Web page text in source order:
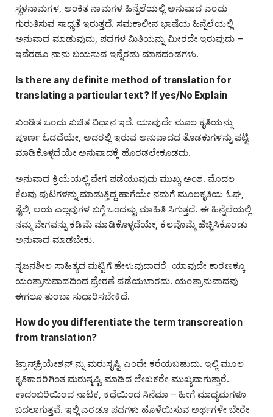
ಸ್ಥಳನಾಮಗಳ, ಅಂಕಿತ ನಾಮಗಳ ಹಿನ್ನೆಲೆಯಲ್ಲಿ ಅನುವಾದ ಎಂದು
ಗುರುತಿಸುವ ಸಾಧ್ಯತೆ ಇರುತ್ತದೆ. ಸಮಕಾಲೀನ ಭಾಷೆಯ ಹಿನ್ನೆಲೆಯಲ್ಲಿ
ಅನುವಾದ ಮಾಡುವುದು, ಪದಗಳ ಮಿತಿಯನ್ನು ಮೀರದೇ ಇರುವುದು –
ಇವೆರಡೂ ನಾನು ಬಯಸುವ ಇನ್ನೆರಡು ಮಾನದಂಡಗಳು.
Is there any definite method of translation for
translating a particular text? If yes/No Explain
ಖಂಡಿತ ಒಂದು ಖಚಿತ ವಿಧಾನ ಇದೆ. ಯಾವುದೇ ಮೂಲ ಕೃತಿಯನ್ನು
ಪೂರ್ಣ ಓದದೆಯೇ, ಅದರಲ್ಲಿ ಇರುವ ಅನುವಾದದ ತೊಡಕುಗಳನ್ನು ಪಟ್ಟಿ
ಮಾಡಿಕೊಳ್ಳದೆಯೇ ಅನುವಾದಕ್ಕೆ ಹೊರಡಲೇಕೂಡದು.
ಅನುವಾದ ಕ್ರಿಯೆಯಲ್ಲಿ ವೇಗ ಪಡೆಯುವುದು ಮುಖ್ಯ ಅಂಶ. ಮೊದಲ
ಕೆಲವು ಪುಟಗಳನ್ನು ಮಾಡುತ್ತಿದ್ದ ಹಾಗೆಯೇ ನಮಗೆ ಮೂಲಕೃತಿಯ ಓಘ,
ಶೈಲಿ, ಲಯ ಎಲ್ಲವುಗಳ ಬಗ್ಗೆ ಒಂದಷ್ಟು ಮಾಹಿತಿ ಸಿಗುತ್ತದೆ. ಈ ಹಿನ್ನೆಲೆಯಲ್ಲಿ
ನಮ್ಮ ವೇಗವನ್ನು ಕಡಿಮೆ ಮಾಡಿಕೊಳ್ಳದೆಯೇ, ಕೆಲವೊಮ್ಮೆ ಹೆಚ್ಚಿಸಿಕೊಂಡು
ಅನುವಾದ ಮಾಡಬೇಕು.
ಸೃಜನಶೀಲ ಸಾಹಿತ್ಯದ ಮಟ್ಟಿಗೆ ಹೇಳುವುದಾದರೆ ಯಾವುದೇ ಕಾರಣಕ್ಕೂ
ಯಂತ್ರಾನುವಾದದಿಂದ ಪ್ರೇರಣೆ ಪಡೆಯಬಾರದು. ಯಂತ್ರಾನುವಾದವು
ಈಗಲೂ ತುಂಬಾ ಸುಧಾರಿಸಬೇಕಿದೆ.
How do you differentiate the term transcreation
from translation?
ಟ್ರಾನ್ಸ್‌ಕ್ರಿಯೇಶನ್‌ ನ್ನು ಮರುಸೃಷ್ಟಿ ಎಂದೇ ಕರೆಯಬಹುದು. ಇಲ್ಲಿ ಮೂಲ
ಕೃತಿಕಾರರಿಗಿಂತ ಮರುಸೃಷ್ಟಿ ಮಾಡಿದ ಲೇಖಕರೇ ಮುಖ್ಯವಾಗುತ್ತಾರೆ.
ಕಾದಂಬರಿಯಿಂದ ನಾಟಕ, ಕಥೆಯಿಂದ ಸಿನೆಮಾ – ಹೀಗೆ ಮಾಧ್ಯಮಗಳೂ
ಬದಲಾಗುತ್ತವೆ. ಇಲ್ಲಿ ಎರಡೂ ಪದಗಳು ಹೊಳೆಯಿಸುವ ಅರ್ಥಗಳೇ ಬೇರೇ